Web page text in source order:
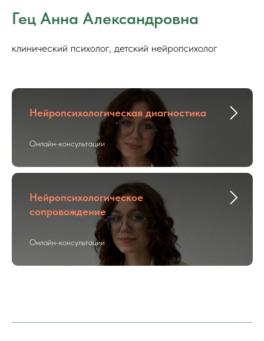
Гец Анна Александровна
клинический психолог, детский нейропсихолог
Нейропсихологическая диагностика
Онлайн-консультации
Нейропсихологическое
сопровождение
Онлайн-консультации